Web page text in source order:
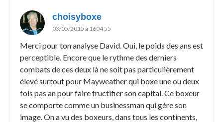
choisyboxe
03/05/2015 à 1604 55
Merci pour ton analyse David. Oui, le poids des ans est
perceptible. Encore que le rythme des derniers
combats de ces deux là ne soit pas particulièrement
élevé surtout pour Mayweather qui boxe une ou deux
fois pas an pour faire fructifier son capital. Ce boxeur
se comporte comme un businessman qui gère son
image. On a vu des boxeurs, dans tous les continents,